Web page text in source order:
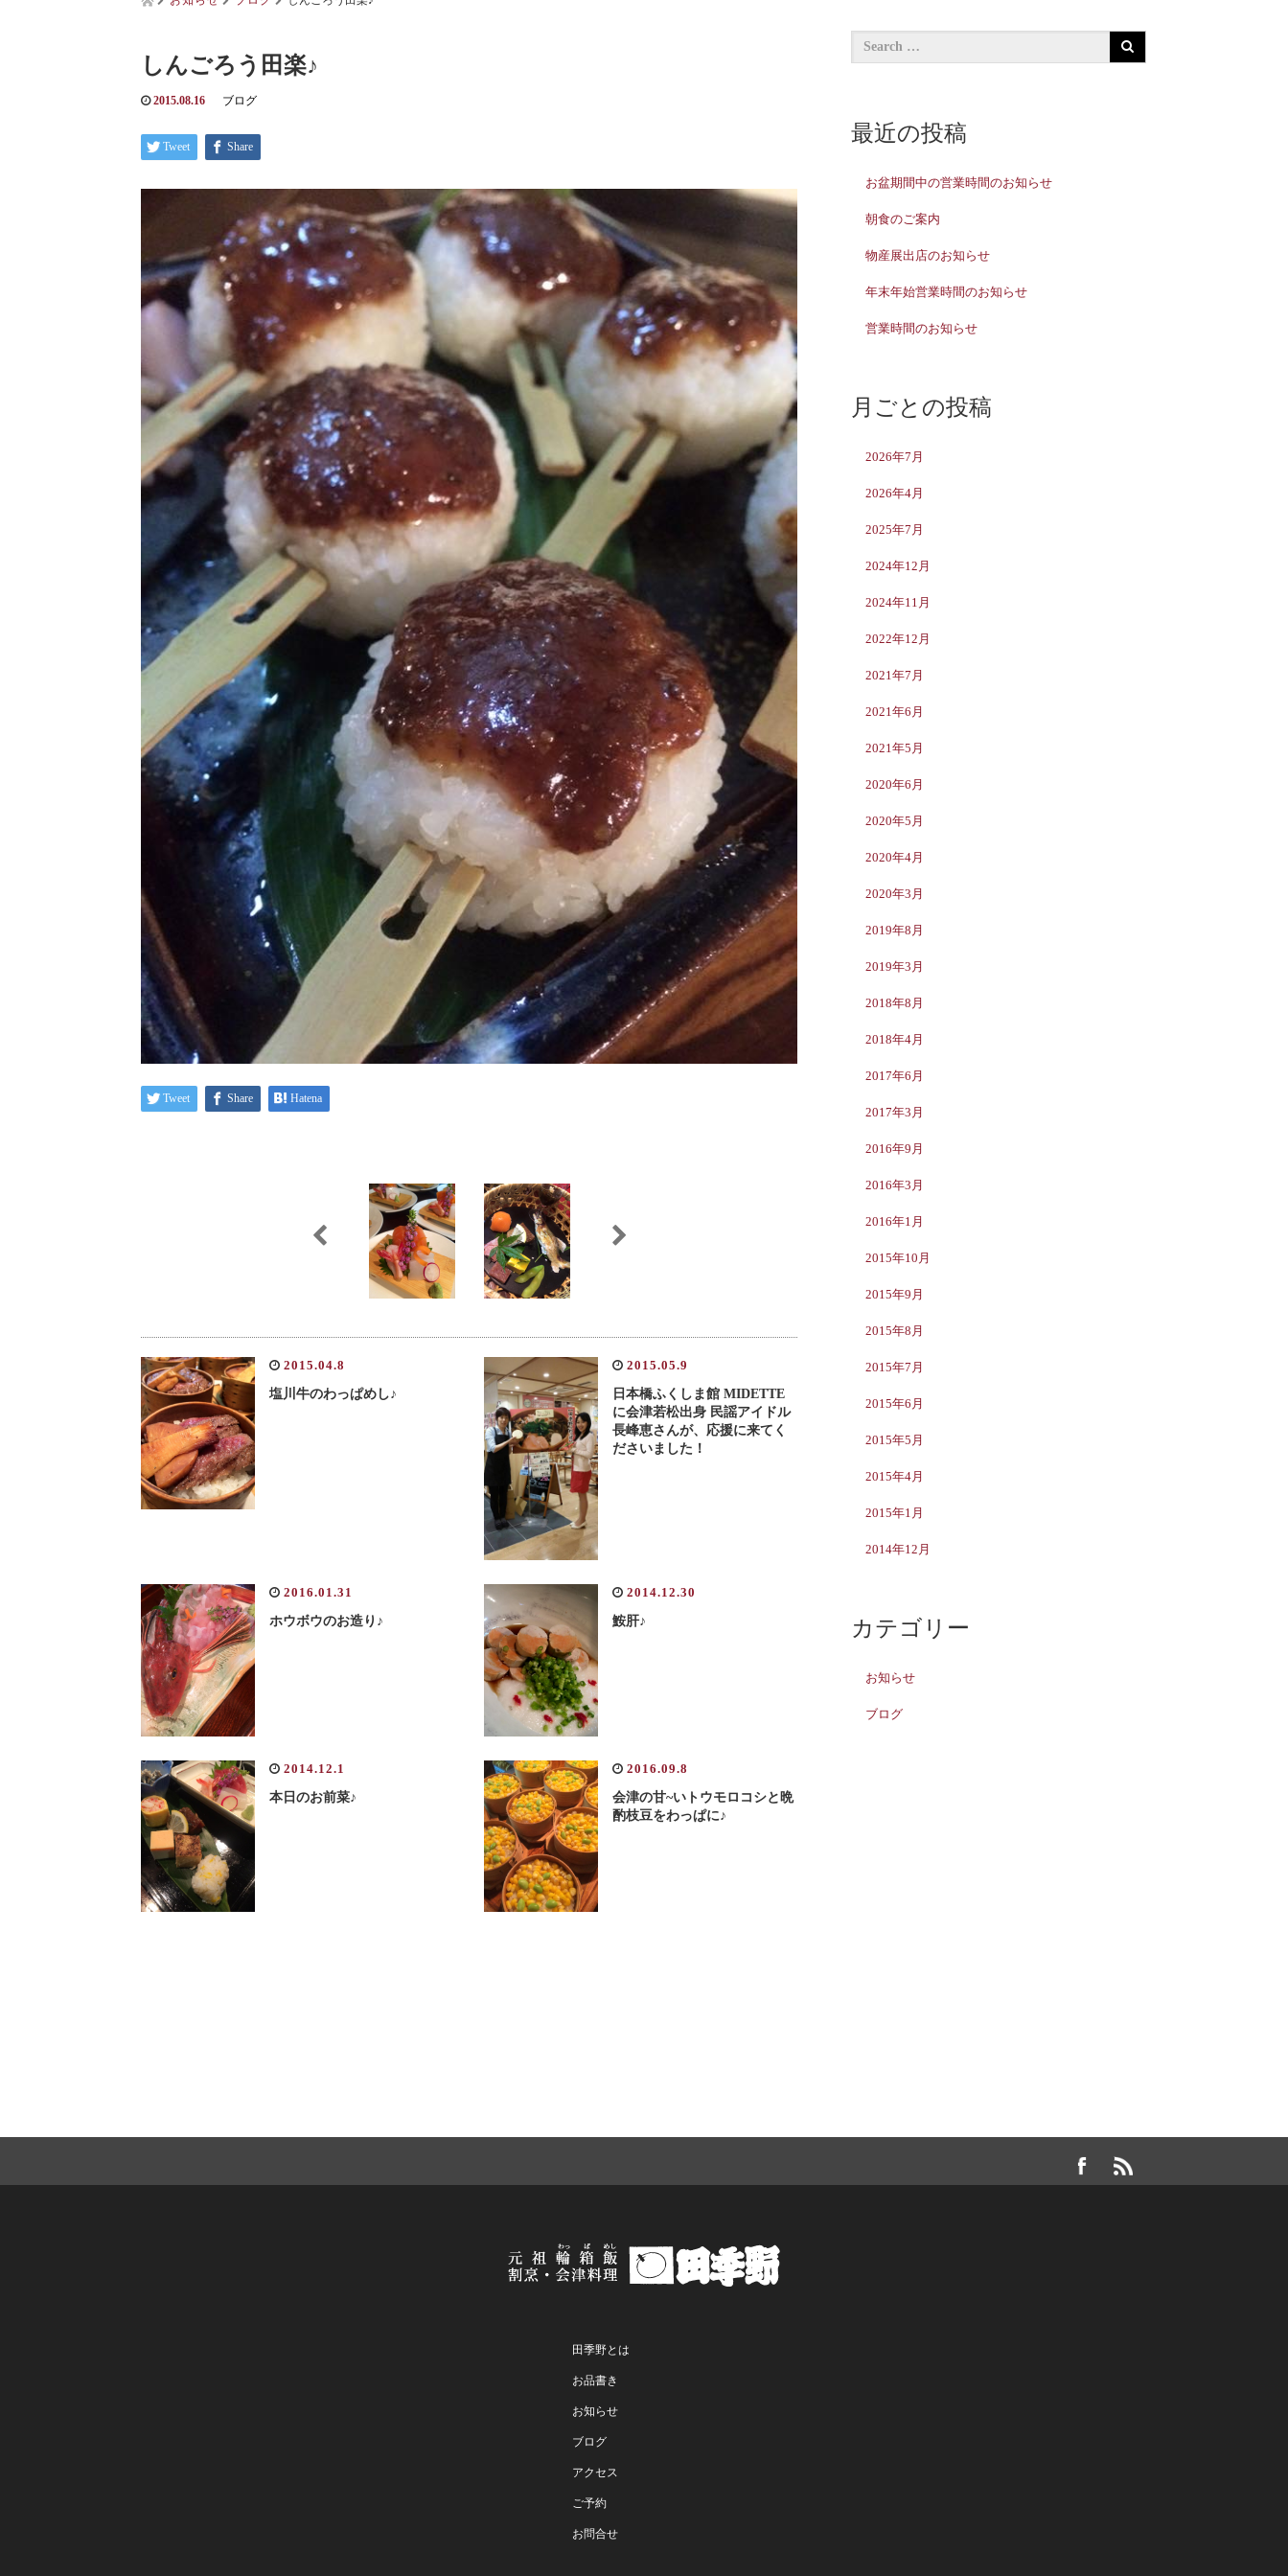
しんごろう田楽♪
2015.08.16 ブログ
Tweet Share
Tweet Share Hatena
2015.04.8
塩川牛のわっぱめし♪
2015.05.9
日本橋ふくしま館 MIDETTE
に会津若松出身 民謡アイドル
長峰恵さんが、応援に来てく
ださいました！
2016.01.31
ホウボウのお造り♪
2014.12.30
鮟肝♪
2014.12.1
本日のお前菜♪
2016.09.8
会津の甘~いトウモロコシと晩
酌枝豆をわっぱに♪
最近の投稿
お盆期間中の営業時間のお知らせ
朝食のご案内
物産展出店のお知らせ
年末年始営業時間のお知らせ
営業時間のお知らせ
月ごとの投稿
2026年7月
2026年4月
2025年7月
2024年12月
2024年11月
2022年12月
2021年7月
2021年6月
2021年5月
2020年6月
2020年5月
2020年4月
2020年3月
2019年8月
2019年3月
2018年8月
2018年4月
2017年6月
2017年3月
2016年9月
2016年3月
2016年1月
2015年10月
2015年9月
2015年8月
2015年7月
2015年6月
2015年5月
2015年4月
2015年1月
2014年12月
カテゴリー
お知らせ
ブログ
田季野とは
お品書き
お知らせ
ブログ
アクセス
ご予約
お問合せ